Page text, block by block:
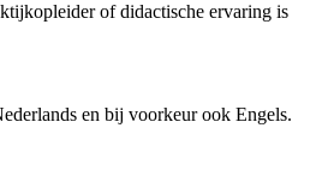
of didactische ervaring is
en bij voorkeur ook Engels.